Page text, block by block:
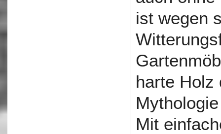
ist wegen
harte Holz
Mit